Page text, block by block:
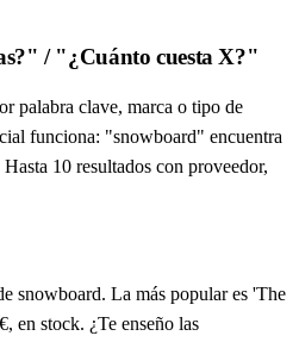
/ "¿Cuánto cuesta X?"
palabra clave, marca o tipo de
funciona: "snowboard" encuentra
10 resultados con proveedor,
snowboard. La más popular es 'The
en stock. ¿Te enseño las